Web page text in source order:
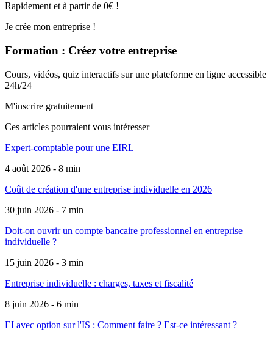
Rapidement et à partir de 0€ !
Je crée mon entreprise !
Formation : Créez votre entreprise
Cours, vidéos, quiz interactifs sur une plateforme en ligne accessible
24h/24
M'inscrire gratuitement
Ces articles pourraient vous intéresser
Expert-comptable pour une EIRL
4 août 2026 - 8 min
Coût de création d'une entreprise individuelle en 2026
30 juin 2026 - 7 min
Doit-on ouvrir un compte bancaire professionnel en entreprise
individuelle ?
15 juin 2026 - 3 min
Entreprise individuelle : charges, taxes et fiscalité
8 juin 2026 - 6 min
EI avec option sur l'IS : Comment faire ? Est-ce intéressant ?